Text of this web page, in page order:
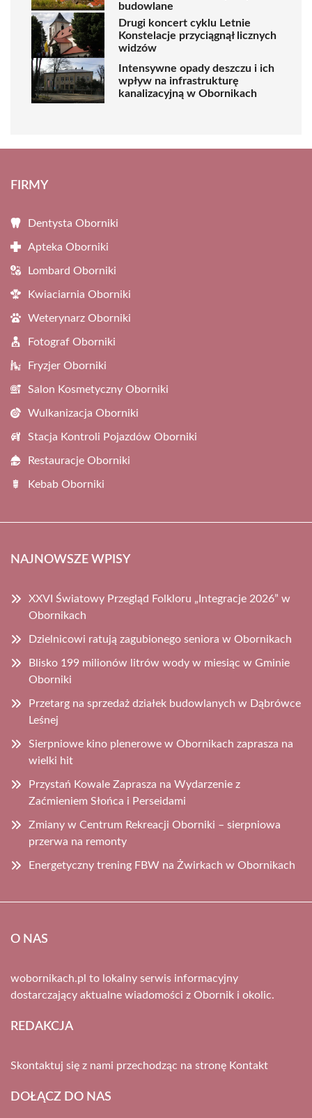
budowlane
Drugi koncert cyklu Letnie
Konstelacje przyciągnął licznych
widzów
Intensywne opady deszczu i ich
wpływ na infrastrukturę
kanalizacyjną w Obornikach
FIRMY
Dentysta Oborniki
Apteka Oborniki
Lombard Oborniki
Kwiaciarnia Oborniki
Weterynarz Oborniki
Fotograf Oborniki
Fryzjer Oborniki
Salon Kosmetyczny Oborniki
Wulkanizacja Oborniki
Stacja Kontroli Pojazdów Oborniki
Restauracje Oborniki
Kebab Oborniki
NAJNOWSZE WPISY
XXVI Światowy Przegląd Folkloru „Integracje 2026” w
Obornikach
Dzielnicowi ratują zagubionego seniora w Obornikach
Blisko 199 milionów litrów wody w miesiąc w Gminie
Oborniki
Przetarg na sprzedaż działek budowlanych w Dąbrówce
Leśnej
Sierpniowe kino plenerowe w Obornikach zaprasza na
wielki hit
Przystań Kowale Zaprasza na Wydarzenie z
Zaćmieniem Słońca i Perseidami
Zmiany w Centrum Rekreacji Oborniki – sierpniowa
przerwa na remonty
Energetyczny trening FBW na Żwirkach w Obornikach
O NAS
wobornikach.pl to lokalny serwis informacyjny
dostarczający aktualne wiadomości z Obornik i okolic.
REDAKCJA
Skontaktuj się z nami przechodząc na stronę Kontakt
DOŁĄCZ DO NAS